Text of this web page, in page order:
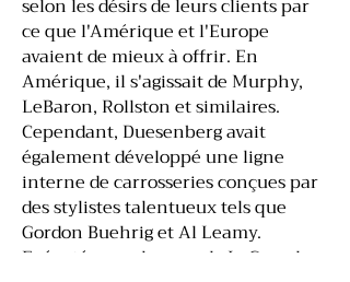
selon les désirs de leurs clients par
ce que l'Amérique et l'Europe
avaient de mieux à offrir. En
Amérique, il s'agissait de Murphy,
LeBaron, Rollston et similaires.
Cependant, Duesenberg avait
également développé une ligne
interne de carrosseries conçues par
des stylistes talentueux tels que
Gordon Buehrig et Al Leamy.
Exécutés sous le nom de LaGrande,